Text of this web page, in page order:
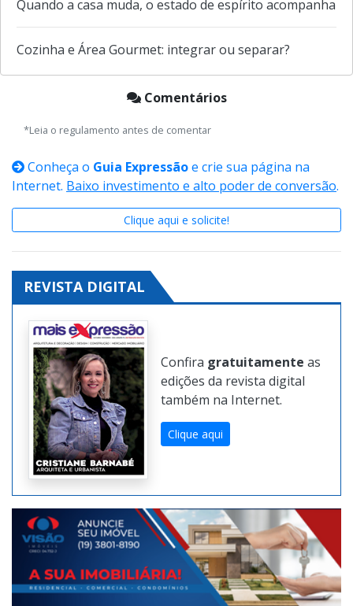
Quando a casa muda, o estado de espírito acompanha
Cozinha e Área Gourmet: integrar ou separar?
Comentários
*Leia o regulamento antes de comentar
Conheça o Guia Expressãoe crie sua página na
Internet. Baixo investimento e alto poder de conversão.
Clique aqui e solicite!
REVISTA DIGITAL
Confira gratuitamente as
edições da revista digital
também na Internet.
Clique aqui